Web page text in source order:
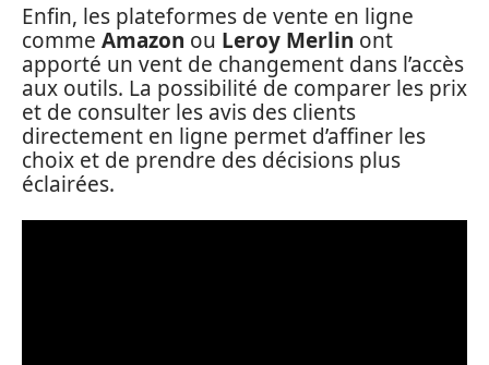
Enfin, les plateformes de vente en ligne
comme Amazon ou Leroy Merlin ont
apporté un vent de changement dans l’accès
aux outils. La possibilité de comparer les prix
et de consulter les avis des clients
directement en ligne permet d’affiner les
choix et de prendre des décisions plus
éclairées.